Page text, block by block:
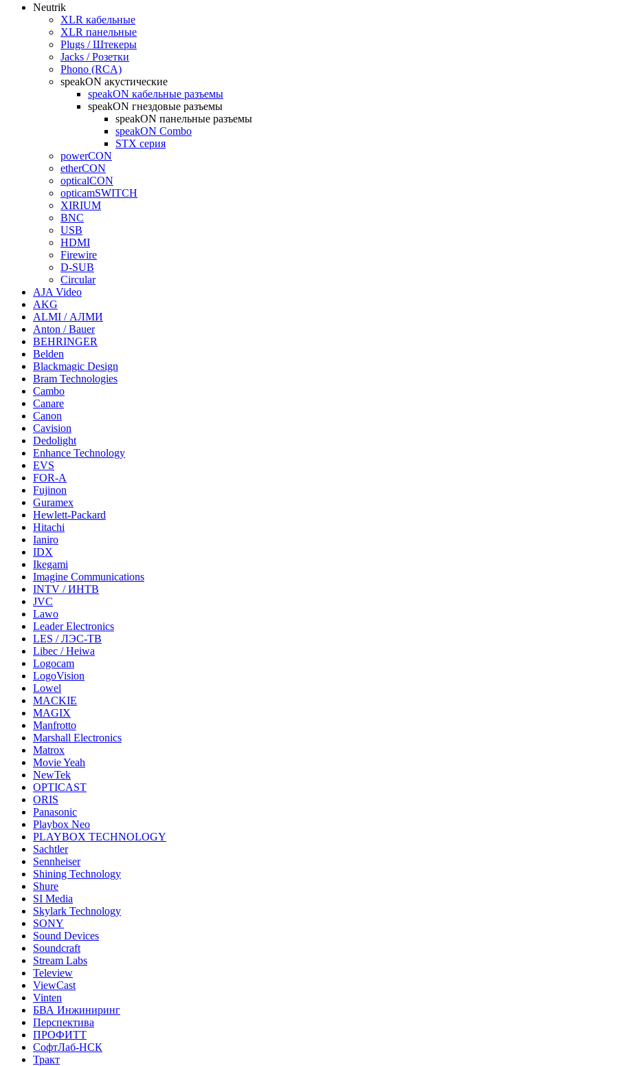
Neutrik
XLR кабельные
XLR панельные
Plugs / Штекеры
Jacks / Розетки
Phono (RCA)
speakON акустические
speakON кабельные разъемы
speakON гнездовые разъемы
speakON панельные разъемы
speakON Combo
STX серия
powerCON
etherCON
opticalCON
opticamSWITCH
XIRIUM
BNC
USB
HDMI
Firewire
D-SUB
Circular
AJA Video
AKG
ALMI / АЛМИ
Anton / Bauer
BEHRINGER
Belden
Blackmagic Design
Bram Technologies
Cambo
Canare
Canon
Cavision
Dedolight
Enhance Technology
EVS
FOR-A
Fujinon
Guramex
Hewlett-Packard
Hitachi
Ianiro
IDX
Ikegami
Imagine Communications
INTV / ИНТВ
JVC
Lawo
Leader Electronics
LES / ЛЭС-ТВ
Libec / Heiwa
Logocam
LogoVision
Lowel
MACKIE
MAGIX
Manfrotto
Marshall Electronics
Matrox
Movie Yeah
NewTek
OPTICAST
ORIS
Panasonic
Playbox Neo
PLAYBOX TECHNOLOGY
Sachtler
Sennheiser
Shining Technology
Shure
SI Media
Skylark Technology
SONY
Sound Devices
Soundcraft
Stream Labs
Teleview
ViewCast
Vinten
БВА Инжиниринг
Перспектива
ПРОФИТТ
СофтЛаб-НСК
Тракт